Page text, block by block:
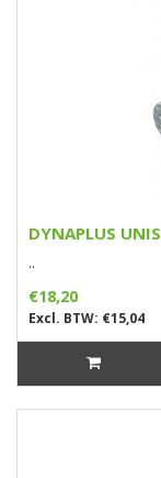
DYNAPLUS
..
€18,20
Excl. BTW: €15,04